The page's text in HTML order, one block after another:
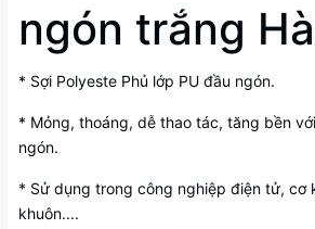
ngón trắng
* Sợi Polyeste Phủ lớp PU đầu ngón.
* Mỏng, thoáng, dễ thao tác, tăng bền
ngón.
* Sử dụng trong công nghiệp điện tử, cơ
khuôn....